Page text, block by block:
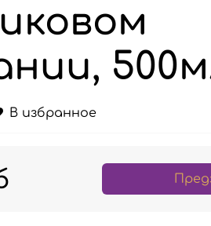
В избранное